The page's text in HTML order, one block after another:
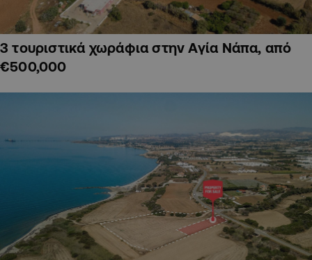
3 τουριστικά χωράφια στην Αγία Νάπα, από
€500,000